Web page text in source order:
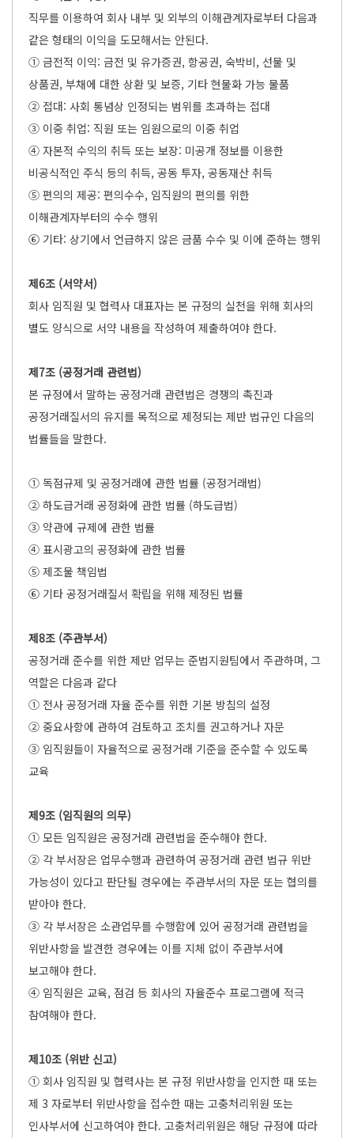
직무를 이용하여 회사 내부 및 외부의 이해관계자로부터 다음과
같은 형태의 이익을 도모해서는 안된다.
① 금전적 이익: 금전 및 유가증권, 항공권, 숙박비, 선물 및
상품권, 부채에 대한 상환 및 보증, 기타 현물화 가능 물품
② 접대: 사회 통념상 인정되는 범위를 초과하는 접대
③ 이중 취업: 직원 또는 임원으로의 이중 취업
④ 자본적 수익의 취득 또는 보장: 미공개 정보를 이용한
비공식적인 주식 등의 취득, 공동 투자, 공동재산 취득
⑤ 편의의 제공: 편의수수, 임직원의 편의를 위한
이해관계자부터의 수수 행위
⑥ 기타: 상기에서 언급하지 않은 금품 수수 및 이에 준하는 행위
제6조 (서약서)
회사 임직원 및 협력사 대표자는 본 규정의 실천을 위해 회사의
별도 양식으로 서약 내용을 작성하여 제출하여야 한다.
제7조 (공정거래 관련법)
본 규정에서 말하는 공정거래 관련법은 경쟁의 촉진과
공정거래질서의 유지를 목적으로 제정되는 제반 법규인 다음의
법률들을 말한다.
① 독점규제 및 공정거래에 관한 법률 (공정거래법)
② 하도급거래 공정화에 관한 법률 (하도급법)
③ 약관에 규제에 관한 법률
④ 표시광고의 공정화에 관한 법률
⑤ 제조물 책임법
⑥ 기타 공정거래질서 확립을 위해 제정된 법률
제8조 (주관부서)
공정거래 준수를 위한 제반 업무는 준법지원팀에서 주관하며, 그
역할은 다음과 같다
① 전사 공정거래 자율 준수를 위한 기본 방침의 설정
② 중요사항에 관하여 검토하고 조치를 권고하거나 자문
③ 임직원들이 자율적으로 공정거래 기준을 준수할 수 있도록
교육
제9조 (임직원의 의무)
① 모든 임직원은 공정거래 관련법을 준수해야 한다.
② 각 부서장은 업무수행과 관련하여 공정거래 관련 법규 위반
가능성이 있다고 판단될 경우에는 주관부서의 자문 또는 협의를
받아야 한다.
③ 각 부서장은 소관업무를 수행함에 있어 공정거래 관련법을
위반사항을 발견한 경우에는 이를 지체 없이 주관부서에
보고해야 한다.
④ 임직원은 교육, 점검 등 회사의 자율준수 프로그램에 적극
참여해야 한다.
제10조 (위반 신고)
① 회사 임직원 및 협력사는 본 규정 위반사항을 인지한 때 또는
제 3 자로부터 위반사항을 접수한 때는 고충처리위원 또는
인사부서에 신고하여야 한다. 고충처리위원은 해당 규정에 따라